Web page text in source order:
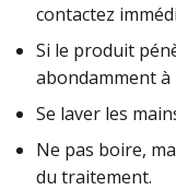
contactez
Si le produit
abondamment
Se laver les
Ne pas boire,
du traitement.